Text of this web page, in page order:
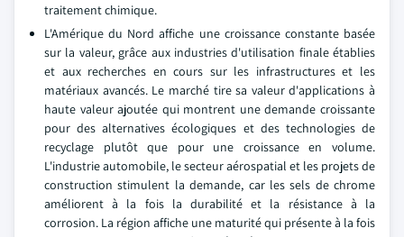
traitement chimique.
L'Amérique du Nord affiche une croissance constante basée
sur la valeur, grâce aux industries d'utilisation finale établies
et aux recherches en cours sur les infrastructures et les
matériaux avancés. Le marché tire sa valeur d'applications à
haute valeur ajoutée qui montrent une demande croissante
pour des alternatives écologiques et des technologies de
recyclage plutôt que pour une croissance en volume.
L'industrie automobile, le secteur aérospatial et les projets de
construction stimulent la demande, car les sels de chrome
améliorent à la fois la durabilité et la résistance à la
corrosion. La région affiche une maturité qui présente à la fois